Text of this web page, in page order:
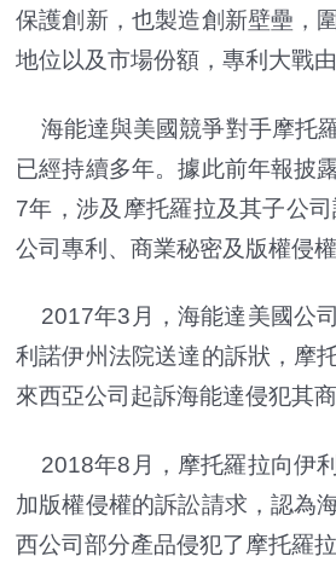
保護創新，也製造創新壁壘，
地位以及市場份額，專利大戰由
海能達與美國競爭對手摩托
已經持續多年。據此前年報披
7年，涉及摩托羅拉及其子公
公司專利、商業秘密及版權侵
2017年3月，海能達美國公
利諾伊州法院送達的訴狀，摩
來西亞公司起訴海能達侵犯其商
2018年8月，摩托羅拉向伊
加版權侵權的訴訟請求，認為
西公司部分產品侵犯了摩托羅拉